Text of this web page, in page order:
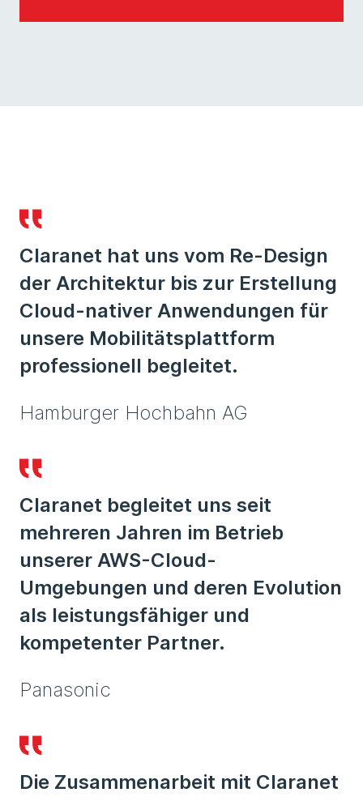
Claranet hat uns vom Re-Design
der Architektur bis zur Erstellung
Cloud-nativer Anwendungen für
unsere Mobilitätsplattform
professionell begleitet.
Hamburger Hochbahn AG
Claranet begleitet uns seit
mehreren Jahren im Betrieb
unserer AWS-Cloud-
Umgebungen und deren Evolution
als leistungsfähiger und
kompetenter Partner.
Panasonic
Die Zusammenarbeit mit Claranet